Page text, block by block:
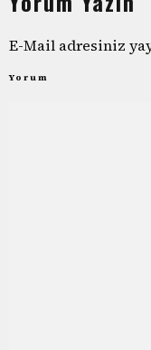
E-Mail adresiniz
Yorum